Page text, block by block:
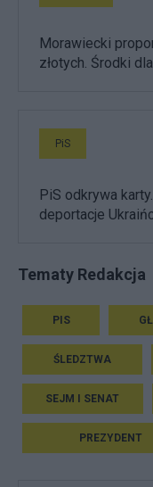
Morawiecki
złotych. Środki
PiS
PiS odkrywa
deportacje
Tematy Redakcja
PIS
ŚLEDZTWA
SEJM I SENAT
PREZYDENT